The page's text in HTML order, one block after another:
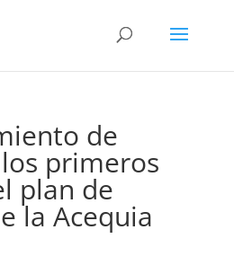
de
primeros
plan de
la Acequia